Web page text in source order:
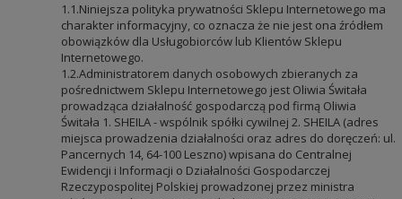
1.1.Niniejsza polityka prywatności Sklepu Internetowego ma
charakter informacyjny, co oznacza że nie jest ona źródłem
obowiązków dla Usługobiorców lub Klientów Sklepu
Internetowego.
1.2.Administratorem danych osobowych zbieranych za
pośrednictwem Sklepu Internetowego jest Oliwia Świtała
prowadząca działalność gospodarczą pod firmą Oliwia
Świtała 1. SHEILA - wspólnik spółki cywilnej 2. SHEILA (adres
miejsca prowadzenia działalności oraz adres do doręczeń: ul.
Pancernych 14, 64-100 Leszno) wpisana do Centralnej
Ewidencji i Informacji o Działalności Gospodarczej
Rzeczypospolitej Polskiej prowadzonej przez ministra